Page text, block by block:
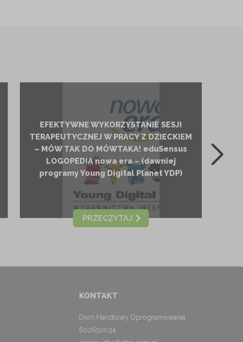
EFEKTYWNE WYKORZYSTANIE SESJI
TERAPEUTYCZNEJ W PRACY Z DZIECKIEM
– MÓW TAK DO MÓWTAKA! eduSensus
LOGOPEDIA nowa era – (dawniej
programy Young Digital Planet YDP)
PRZECZYTAJ
KONTAKT
Dom Handlowy Oprogramowania
602650034